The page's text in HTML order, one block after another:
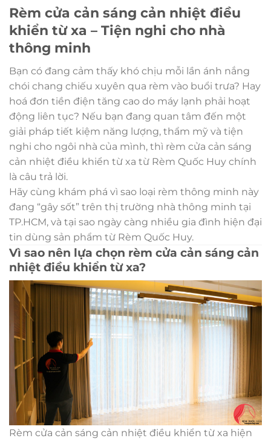
Rèm cửa cản sáng cản nhiệt điều
khiển từ xa – Tiện nghi cho nhà
thông minh
Bạn có đang cảm thấy khó chịu mỗi lần ánh nắng
chói chang chiếu xuyên qua rèm vào buổi trưa? Hay
hoá đơn tiền điện tăng cao do máy lạnh phải hoạt
động liên tục? Nếu bạn đang quan tâm đến một
giải pháp tiết kiệm năng lượng, thẩm mỹ và tiện
nghi cho ngôi nhà của mình, thì rèm cửa cản sáng
cản nhiệt điều khiển từ xa từ Rèm Quốc Huy chính
là câu trả lời.
Hãy cùng khám phá vì sao loại rèm thông minh này
đang “gây sốt” trên thị trường nhà thông minh tại
TP.HCM, và tại sao ngày càng nhiều gia đình hiện đại
tin dùng sản phẩm từ Rèm Quốc Huy.
Vì sao nên lựa chọn rèm cửa cản sáng cản
nhiệt điều khiển từ xa?
Rèm cửa cản sáng cản nhiệt điều khiển từ xa hiện